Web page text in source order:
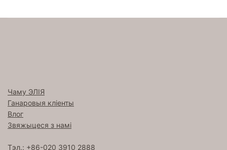
Чаму ЭЛІЯ
Ганаровыя кліенты
Влог
Звяжыцеся з намі
Тэл.: +86-020 3910 2888